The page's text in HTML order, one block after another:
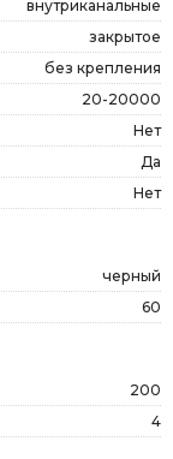
внутриканальные
закрытое
без крепления
20-20000
Нет
Да
Нет
черный
60
200
4